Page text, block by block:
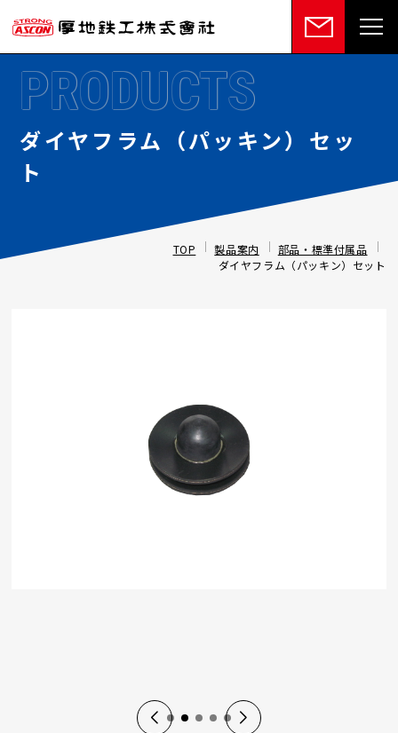
ダイヤフラム（パッキン）セッ
ト
PRODUCTS
TOP 製品案内
部品・標準付属品
ダイヤフラム（パッキン）セット